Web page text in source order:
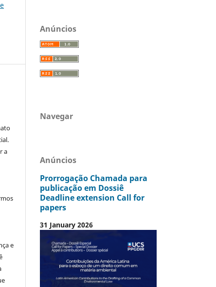
a
e
Anúncios
Navegar
Anúncios
Prorrogação Chamada para
publicação em Dossiê
Deadline extension Call for
papers
31 January 2026